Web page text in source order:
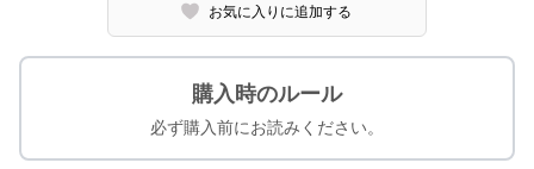
お気に入りに追加する
購入時のルール
必ず購入前にお読みください。